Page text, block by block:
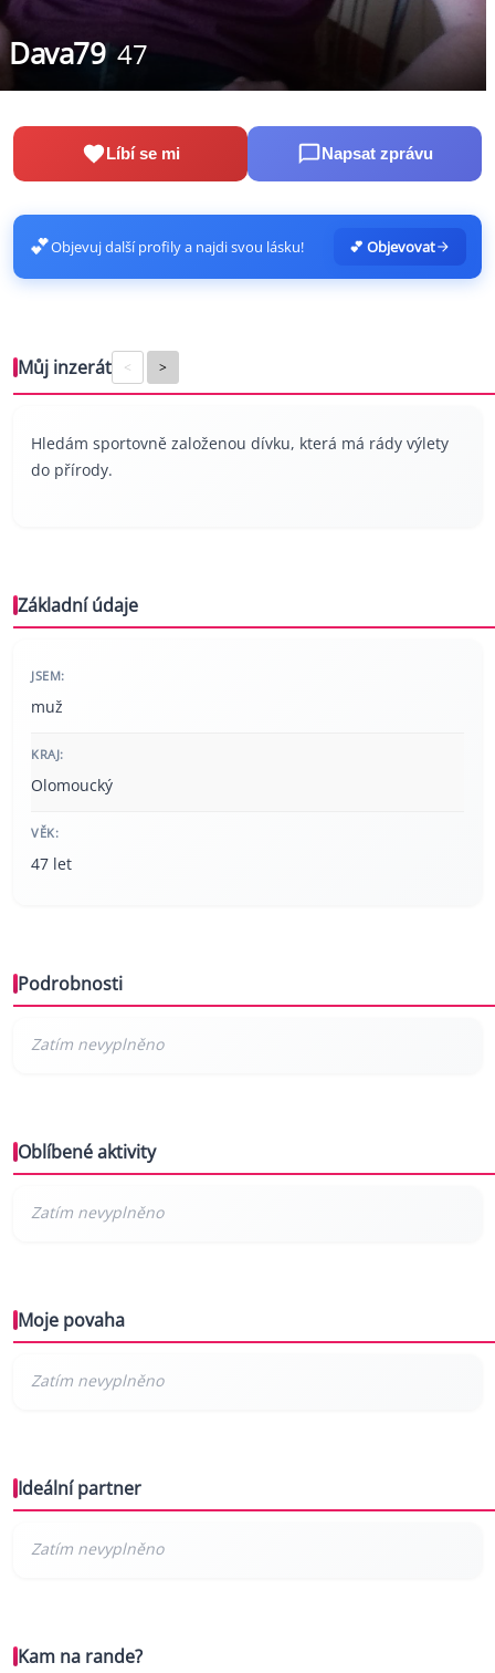
Dava79 47
Líbí se mi Napsat zprávu
💕Objevuj další profily a najdi svou lásku! 💕 Objevovat
Můj inzerát < >
Hledám sportovně založenou dívku, která má rády výlety
do přírody.
Základní údaje
JSEM:
muž
KRAJ:
Olomoucký
VĚK:
47 let
Podrobnosti
Oblíbené aktivity
Moje povaha
Ideální partner
Kam na rande?